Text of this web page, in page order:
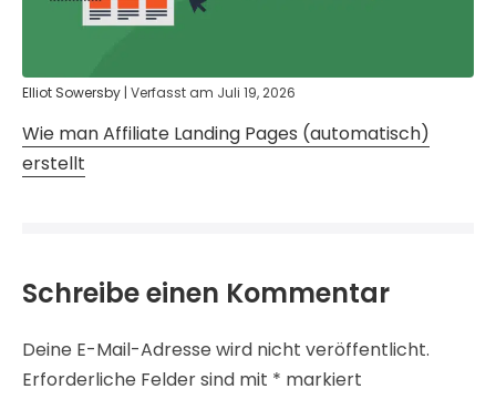
Elliot Sowersby | Verfasst am Juli 19, 2026
Wie man Affiliate Landing Pages (automatisch)
erstellt
Schreibe einen Kommentar
Deine E-Mail-Adresse wird nicht veröffentlicht.
Erforderliche Felder sind mit * markiert